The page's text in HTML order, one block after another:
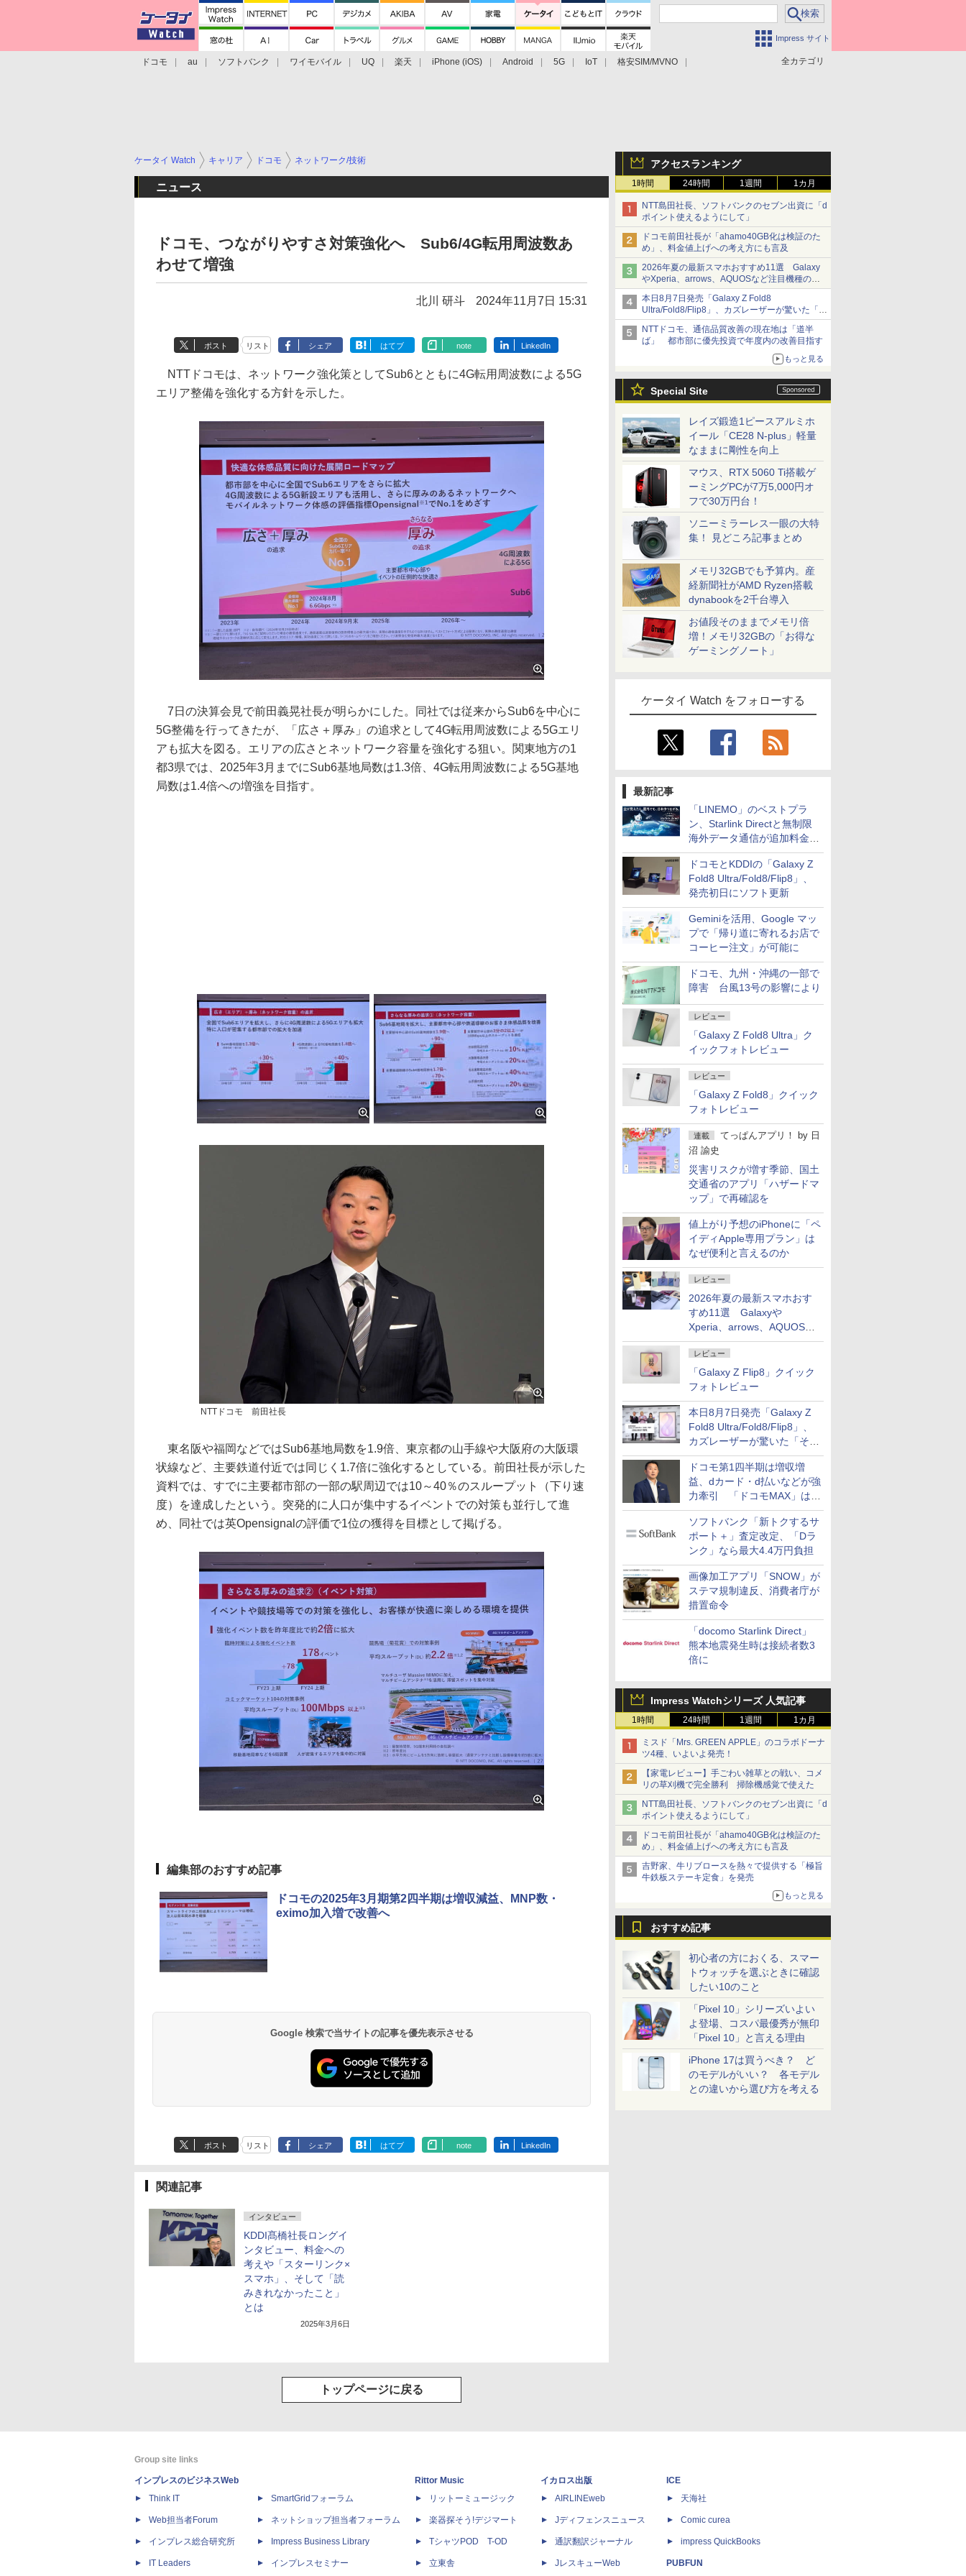
Impress サイト
全カテゴリ
ドコモ au ソフトバンク ワイモバイル UQ 楽天 iPhone (iOS) Android 5G IoT
格安SIM/MVNO
アクセスランキング
1時間 24時間 1週間 1カ月
NTT島田社長、ソフトバンクのセブン出資に「d
ポイント使えるようにして」
ドコモ前田社長が「ahamo40GB化は検証のた
め」、料金値上げへの考え方にも言及
2026年夏の最新スマホおすすめ11選 Galaxy
やXperia、arrows、AQUOSなど注目機種の特
徴は
本日8月7日発売「Galaxy Z Fold8
Ultra/Fold8/Flip8」、カズレーザーが驚いた「そ
ば屋のメニュー並みの薄さ」
NTTドコモ、通信品質改善の現在地は「道半
ば」 都市部に優先投資で年度内の改善目指す
もっと見る
Special Site
レイズ鍛造1ピースアルミホ
イール「CE28 N-plus」軽量
なままに剛性を向上
マウス、RTX 5060 Ti搭載ゲ
ーミングPCが7万5,000円オ
フで30万円台！
ソニーミラーレス一眼の大特
集！ 見どころ記事まとめ
メモリ32GBでも予算内。産
経新聞社がAMD Ryzen搭載
dynabookを2千台導入
お値段そのままでメモリ倍
増！メモリ32GBの「お得な
ゲーミングノート」
ケータイ Watch をフォローする
最新記事
「LINEMO」のベストプラ
ン、Starlink Directと無制限
海外データ通信が追加料金な
しに
ドコモとKDDIの「Galaxy Z
Fold8 Ultra/Fold8/Flip8」、
発売初日にソフト更新
Geminiを活用、Google マッ
プで「帰り道に寄れるお店で
コーヒー注文」が可能に
ドコモ、九州・沖縄の一部で
障害 台風13号の影響により
レビュー
「Galaxy Z Fold8 Ultra」ク
イックフォトレビュー
レビュー
「Galaxy Z Fold8」クイック
フォトレビュー
連載 てっぱんアプリ！ by 日
沼 諭史
災害リスクが増す季節、国土
交通省のアプリ「ハザードマ
ップ」で再確認を
値上がり予想のiPhoneに「ペ
イディApple専用プラン」は
なぜ便利と言えるのか
レビュー
2026年夏の最新スマホおす
すめ11選 Galaxyや
Xperia、arrows、AQUOSな
ど注目機種の特徴は
レビュー
「Galaxy Z Flip8」クイック
フォトレビュー
本日8月7日発売「Galaxy Z
Fold8 Ultra/Fold8/Flip8」、
カズレーザーが驚いた「そば
屋のメニュー並みの薄さ」
ドコモ第1四半期は増収増
益、dカード・d払いなどが強
力牽引 「ドコモMAX」は
400万契約突破
ソフトバンク「新トクするサ
ポート＋」査定改定、「Dラ
ンク」なら最大4.4万円負担
画像加工アプリ「SNOW」が
ステマ規制違反、消費者庁が
措置命令
「docomo Starlink Direct」
熊本地震発生時は接続者数3
倍に
Impress Watchシリーズ 人気記事
1時間 24時間 1週間 1カ月
ミスド「Mrs. GREEN APPLE」のコラボドーナ
ツ4種、いよいよ発売！
【家電レビュー】手ごわい雑草との戦い、コメ
リの草刈機で完全勝利 掃除機感覚で使えた
NTT島田社長、ソフトバンクのセブン出資に「d
ポイント使えるようにして」
ドコモ前田社長が「ahamo40GB化は検証のた
め」、料金値上げへの考え方にも言及
吉野家、牛リブロースを熱々で提供する「極旨
牛鉄板ステーキ定食」を発売
もっと見る
おすすめ記事
初心者の方におくる、スマー
トウォッチを選ぶときに確認
したい10のこと
「Pixel 10」シリーズいよい
よ登場、コスパ最優秀が無印
「Pixel 10」と言える理由
iPhone 17は買うべき？ ど
のモデルがいい？ 各モデル
との違いから選び方を考える
ケータイ Watch キャリア ドコモ ネットワーク/技術
ニュース
ドコモ、つながりやすさ対策強化へ Sub6/4G転用周波数あ
わせて増強
北川 研斗 2024年11月7日 15:31
ポスト リスト シェア はてブ note LinkedIn
NTTドコモは、ネットワーク強化策としてSub6とともに4G転用周波数による5G
エリア整備を強化する方針を示した。
7日の決算会見で前田義晃社長が明らかにした。同社では従来からSub6を中心に
5G整備を行ってきたが、「広さ＋厚み」の追求として4G転用周波数による5Gエリ
アも拡大を図る。エリアの広さとネットワーク容量を強化する狙い。関東地方の1
都3県では、2025年3月までにSub6基地局数は1.3倍、4G転用周波数による5G基地
局数は1.4倍への増強を目指す。
NTTドコモ 前田社長
東名阪や福岡などではSub6基地局数を1.9倍、東京都の山手線や大阪府の大阪環
状線など、主要鉄道付近では同じく1.7倍に強化するとしている。前田社長が示した
資料では、すでに主要都市部の一部の駅周辺では10～40％のスループット（下り速
度）を達成したという。突発的に人口が集中するイベントでの対策も並行して進
め、同社では英Opensignalの評価で1位の獲得を目標として掲げる。
編集部のおすすめ記事
ドコモの2025年3月期第2四半期は増収減益、MNP数・
eximo加入増で改善へ
Google 検索で当サイトの記事を優先表示させる
ポスト リスト シェア はてブ note LinkedIn
関連記事
インタビュー
KDDI髙橋社長ロングイ
ンタビュー、料金への
考えや「スターリンク×
スマホ」、そして「読
みきれなかったこと」
とは
2025年3月6日
トップページに戻る
Group site links
インプレスのビジネスWeb
Think IT
Web担当者Forum
インプレス総合研究所
IT Leaders
SmartGridフォーラム
ネットショップ担当者フォーラム
Impress Business Library
インプレスセミナー
Rittor Music
リットーミュージック
楽器探そう!デジマート
TシャツPOD T-OD
立東舎
イカロス出版
AIRLINEweb
Jディフェンスニュース
通訳翻訳ジャーナル
JレスキューWeb
ICE
天海社
Comic curea
impress QuickBooks
PUBFUN